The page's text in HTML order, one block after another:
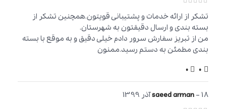
تشکر از ارائه خدمات و پشتیبانی قویتون.همچنین تشکر از
بسته بندی و ارسال دقیقتون به شهرستان.
من از تبریز سفارش سرور دادم خیلی دقیق و به موقع با بسته
بندی مطمئن به دستم رسید.ممنون
0
0
saeed arman – 18 آذر 1399